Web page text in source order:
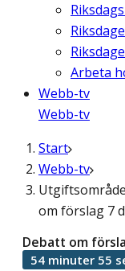
Arbeta
Webb-tv
Webb-tv
Start
Webb-tv
om förslag 7
Debatt om
54 minuter 55